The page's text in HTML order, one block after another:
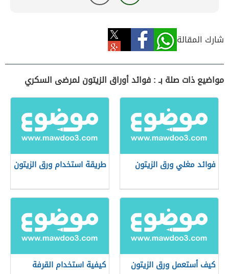
شارك المقالة
مواضيع ذات صلة بـ : فوائد أوراق الزيتون لمرضى السكري
فوائد مغلي ورق الزيتون طريقة استخدام ورق الزيتون
كيف أستعمل ورق الزيتون
كيفية استخدام القرفة